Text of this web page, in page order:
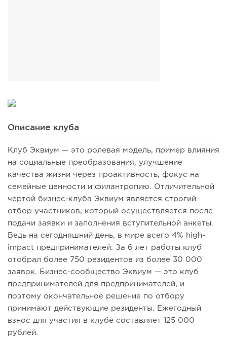
Описание клуба
Клуб Эквиум — это ролевая модель, пример влияния
на социальные преобразования, улучшение
качества жизни через проактивность, фокус на
семейные ценности и филантропию. Отличительной
чертой бизнес-клуба Эквиум является строгий
отбор участников, который осуществляется после
подачи заявки и заполнения вступительной анкеты.
Ведь на сегодняшний день, в мире всего 4% high-
impact предпринимателей. За 6 лет работы клуб
отобрал более 750 резидентов из более 30 000
заявок. Бизнес-сообщество Эквиум — это клуб
предпринимателей для предпринимателей, и
поэтому окончательное решение по отбору
принимают действующие резиденты. Ежегодный
взнос для участия в клубе составляет 125 000
рублей.